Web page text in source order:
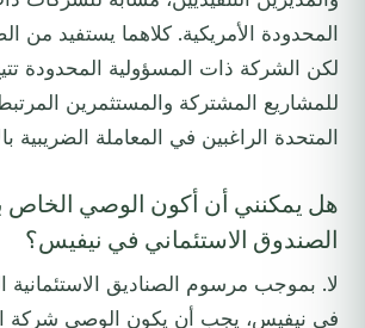
المحدودة الأمريكية. كلاهما يستفيد من
لكن الشركة ذات المسؤولية المحدودة
للمشاريع المشتركة والمستثمرين
المتحدة الراغبين في المعاملة الضريبية
هل يمكنني أن أكون الوصي
الصندوق الاستئماني في نيفيس؟
لا. بموجب مرسوم الصناديق الاستئمانية
في نيفيس، يجب أن يكون الوصي شركة